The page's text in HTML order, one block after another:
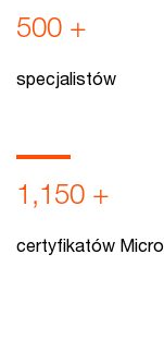
500 +
specjalistów
1,150 +
certyfikatów